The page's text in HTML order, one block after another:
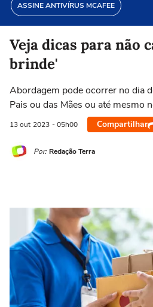
ASSINE ANTIVÍRUS MCAFEE
Veja dicas para não
brinde'
Abordagem pode ocorrer no dia
Pais ou das Mães ou até mesmo
13 out 2023 - 05h00 Compartilhar
Por: Redação Terra